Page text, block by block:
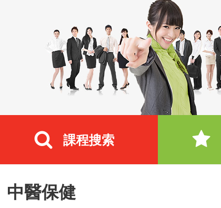
課程搜索
中醫保健